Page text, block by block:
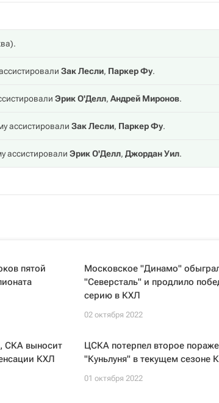
).
Зак Лесли, Паркер Фу.
Эрик О'Делл, Андрей Миронов.
ассистировали Зак Лесли, Паркер Фу.
ассистировали Эрик О'Делл, Джордан Уил.
пятой
Московское "Динамо"
"Северсталь" и продлило
серию в КХЛ
02 октября 2022
СКА выносит
КХЛ
ЦСКА потерпел второе
"Куньлуня" в текущем сезоне
01 октября 2022